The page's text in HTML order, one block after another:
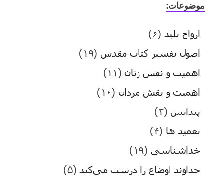
موضوعات:
ارواح پلید (۶)
اصول تفسیر کتاب مقدس (۱۹)
اهمیت و نقش زنان (۱۱)
اهمیت و نقش مردان (۱۰)
پیدایش (۲)
تعمید ها (۴)
خداشناسی (۱۹)
خداوند اوضاع را درست می‌کند (۵)